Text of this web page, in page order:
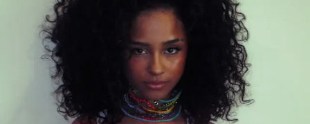
zwoele nachten.